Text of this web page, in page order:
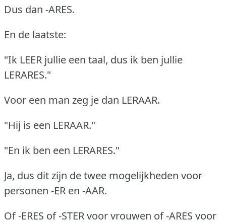
Dus dan -ARES.
En de laatste:
"Ik LEER jullie een taal, dus ik ben jullie
LERARES."
Voor een man zeg je dan LERAAR.
"Hij is een LERAAR."
"En ik ben een LERARES."
Ja, dus dit zijn de twee mogelijkheden voor
personen -ER en -AAR.
Of -ERES of -STER voor vrouwen of -ARES voor